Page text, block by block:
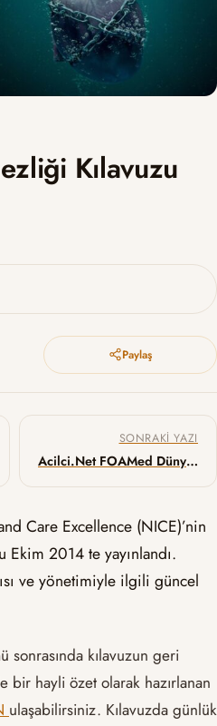
Kılavuzu
Paylaş
SONRAKI YAZI
Acilci.Net FOAMed Dünyasında Türkiye’nin Tek Temsilcisi
Care Excellence (NICE)’nin
Ekim 2014 te yayınlandı.
ve yönetimiyle ilgili güncel
sonrasında kılavuzun geri
bir hayli özet olarak hazırlanan
ulaşabilirsiniz. Kılavuzda günlük